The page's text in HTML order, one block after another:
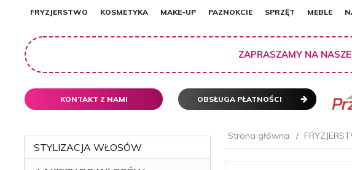
FRYZJERSTWO KOSMETYKA MAKE-UP PAZNOKCIE SPRZĘT MEBLE
ZAPRASZAMY NA
KONTAKT Z NAMI OBSŁUGA PŁATNOŚCI
STYLIZACJA WŁOSÓW
Strona główna